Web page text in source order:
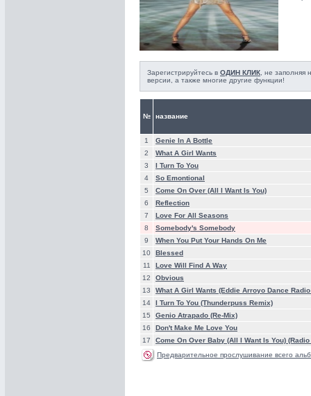
Зарегистрируйтесь в ОДИН КЛИК , не
версии, а также многие другие функции!
№ название
1
Genie In A Bottle
2
What A Girl Wants
3
I Turn To You
4
So Emontional
5
Come On Over (All I Want Is You)
6
Reflection
7
Love For All Seasons
8
Somebody's Somebody
9
When You Put Your Hands On Me
10
Blessed
11
Love Will Find A Way
12
Obvious
13
What A Girl Wants (Eddie Arroyo Dance
14
I Turn To You (Thunderpuss Remix)
15
Genio Atrapado (Re-Mix)
16
Don't Make Me Love You
17
Come On Over Baby (All I Want Is You)
Предварительное прослушивание всего